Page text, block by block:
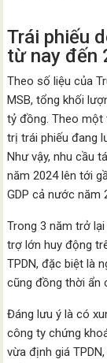
Trái phiếu
từ nay đến
Theo số liệu của
MSB, tổng khối
tỷ đồng. Theo một
trị trái phiếu đang
Như vậy, nhu cầu
năm 2024 lên tới
GDP cả nước năm
Trong 3 năm trở
trợ lớn huy động
TPDN, đặc biệt là
cũng đồng thời ẩn
Đáng lưu ý là có
công ty chứng
vừa định giá